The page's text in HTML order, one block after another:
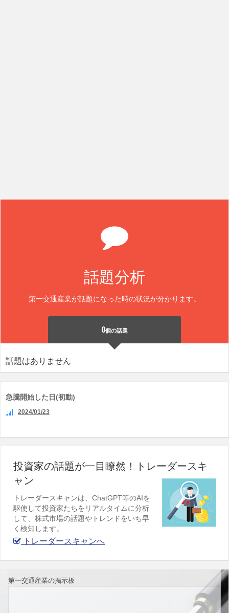
話題分析
第一交通産業が話題になった時の状況が分かります。
0個の話題
話題はありません
急騰開始した日(初動)
2024/01/23
投資家の話題が一目瞭然！トレーダースキ
ャン
トレーダースキャンは、ChatGPT等のAIを
駆使して投資家たちをリアルタイムに分析
して、株式市場の話題やトレンドをいち早
く検知します。
トレーダースキャンへ
第一交通産業の掲示板